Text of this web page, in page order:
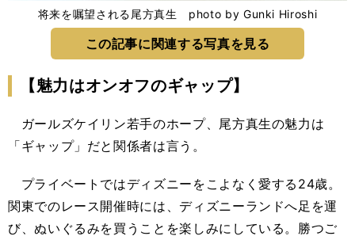
将来を嘱望される尾方真生 photo by Gunki Hiroshi
この記事に関連する写真を見る
【魅力はオンオフのギャップ】
ガールズケイリン若手のホープ、尾方真生の魅力は
「ギャップ」だと関係者は言う。
プライベートではディズニーをこよなく愛する24歳。
関東でのレース開催時には、ディズニーランドへ足を運
び、ぬいぐるみを買うことを楽しみにしている。勝つご